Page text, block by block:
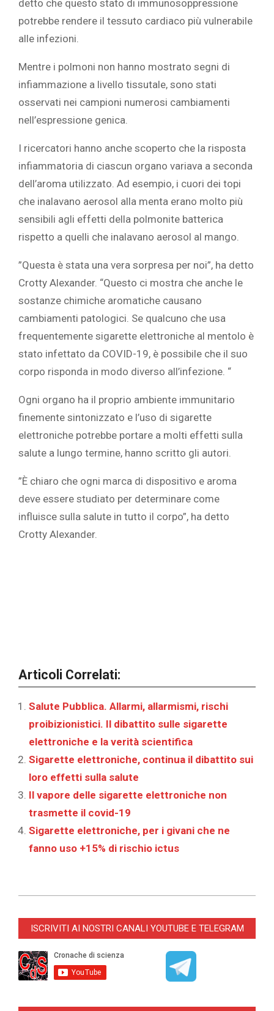
detto che questo stato di immunosoppressione
potrebbe rendere il tessuto cardiaco più vulnerabile
alle infezioni.‎
‎Mentre i polmoni non hanno mostrato segni di
infiammazione a livello tissutale, sono stati
osservati nei campioni numerosi cambiamenti
nell’espressione genica.
‎I ricercatori hanno anche scoperto che la risposta
infiammatoria di ciascun organo variava a seconda
dell’aroma utilizzato. Ad esempio, i cuori dei topi
che inalavano aerosol alla menta erano molto più
sensibili agli effetti della polmonite batterica
rispetto a quelli che inalavano aerosol al mango.‎
‎”Questa è stata una vera sorpresa per noi”, ha detto
Crotty Alexander. “Questo ci mostra che anche le
sostanze chimiche aromatiche causano
cambiamenti patologici. Se qualcuno che usa
frequentemente sigarette elettroniche al mentolo è
stato infettato da COVID-19, è possibile che il suo
corpo risponda in modo diverso all’infezione. “‎
‎Ogni organo ha il proprio ambiente immunitario
finemente sintonizzato e l’uso di sigarette
elettroniche potrebbe portare a molti effetti sulla
salute a lungo termine, hanno scritto gli autori.‎
‎”È chiaro che ogni marca di dispositivo e aroma
deve essere studiato per determinare come
influisce sulla salute in tutto il corpo”, ha detto
Crotty Alexander.‎
Articoli Correlati:
Salute Pubblica. Allarmi, allarmismi, rischi
proibizionistici. Il dibattito sulle sigarette
elettroniche e la verità scientifica
Sigarette elettroniche, continua il dibattito sui
loro effetti sulla salute
Il vapore delle sigarette elettroniche non
trasmette il covid-19
Sigarette elettroniche, per i givani che ne
fanno uso +15% di rischio ictus
04-
ISCRIVITI AI NOSTRI CANALI YOUTUBE E TELEGRAM